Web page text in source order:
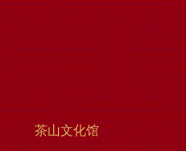
茶山文化馆